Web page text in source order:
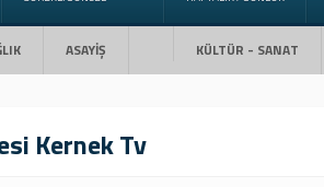
ASAYİŞ KÜLTÜR - SANAT
Kernek Tv